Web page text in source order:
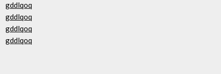
gddlqoq
gddlqoq
gddlqoq
gddlqoq